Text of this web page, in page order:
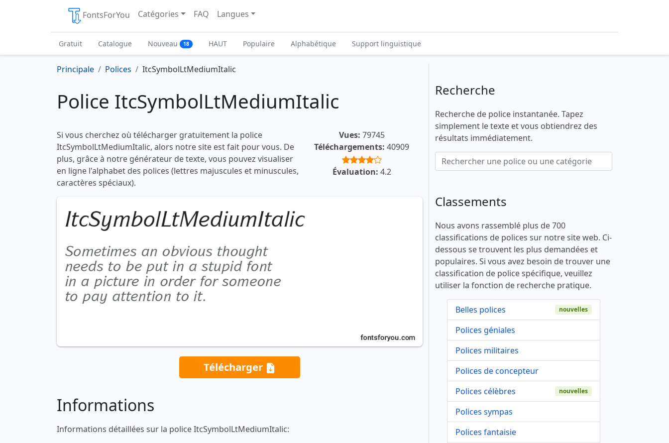
FontsForYou Catégories FAQ Langues
Gratuit Catalogue Nouveau 18 HAUT Populaire Alphabétique Support linguistique
Principale Polices ItcSymbolLtMediumItalic
Police ItcSymbolLtMediumItalic
Si vous cherchez où télécharger gratuitement la police
ItcSymbolLtMediumItalic, alors notre site est fait pour vous. De
plus, grâce à notre générateur de texte, vous pouvez visualiser
en ligne l'alphabet des polices (lettres majuscules et minuscules,
caractères spéciaux).
Vues: 79745
Téléchargements: 40909
Évaluation: 4.2
Télécharger
Informations
Informations détaillées sur la police ItcSymbolLtMediumItalic:
Recherche
Recherche de police instantanée. Tapez
simplement le texte et vous obtiendrez des
résultats immédiatement.
Classements
Nous avons rassemblé plus de 700
classifications de polices sur notre site web. Ci-
dessous se trouvent les plus demandées et
populaires. Si vous avez besoin de trouver une
classification de police spécifique, veuillez
utiliser la fonction de recherche pratique.
Belles polices nouvelles
Polices géniales
Polices militaires
Polices de concepteur
Polices célèbres
nouvelles
Polices sympas
Polices fantaisie